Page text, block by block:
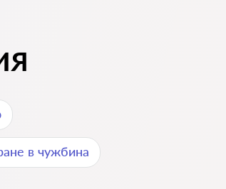
в чужбина